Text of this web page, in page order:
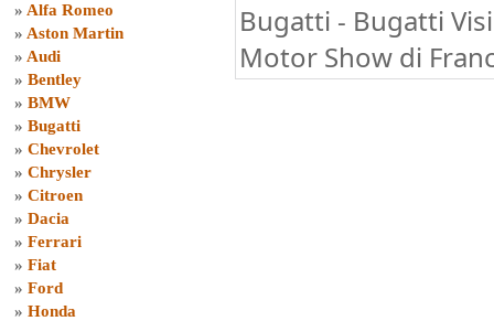
» Alfa Romeo
» Aston Martin
» Audi
» Bentley
» BMW
» Bugatti
» Chevrolet
» Chrysler
» Citroen
» Dacia
» Ferrari
» Fiat
» Ford
» Honda
Bugatti - Bugatti
Motor Show di